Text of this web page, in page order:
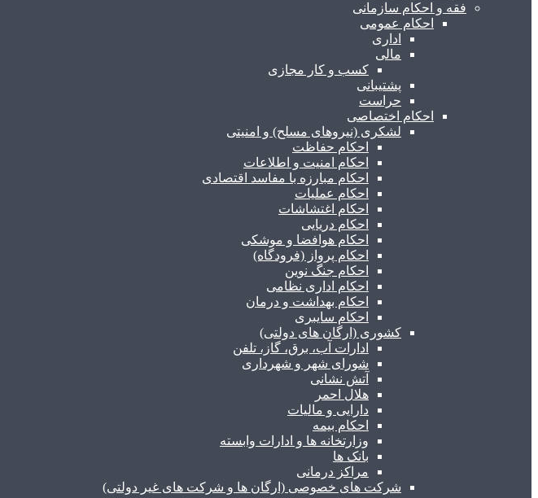
فقه و احکام سازمانی
احکام عمومی
اداری
مالی
کسب و کار مجازی
پشتیبانی
حراست
احکام اختصاصی
لشکری (نیروهای مسلح) و امنیتی
احکام حفاظت
احکام امنیت و اطلاعات
احکام مبارزه با مفاسد اقتصادی
احکام عملیات
احکام اغتشاشات
احکام دریایی
احکام هوافضا و موشکی
احکام پرواز (فرودگاه)
احکام جنگ نوین
احکام اداری نظامی
احکام بهداشت و درمان
احکام سایبری
کشوری (ارگان های دولتی)
ادارات آب، برق، گاز، تلفن
شورای شهر و شهرداری
آتش نشانی
هلال احمر
دارایی و مالیات
احکام بیمه
وزارتخانه ها و ادارات وابسته
بانک ها
مراکز درمانی
شرکت های خصوصی (ارگان ها و شرکت های غیر دولتی)